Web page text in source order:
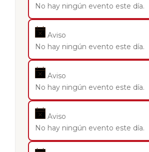
No hay ningún evento este día.
Aviso
No hay ningún evento este día.
Aviso
No hay ningún evento este día.
Aviso
No hay ningún evento este día.